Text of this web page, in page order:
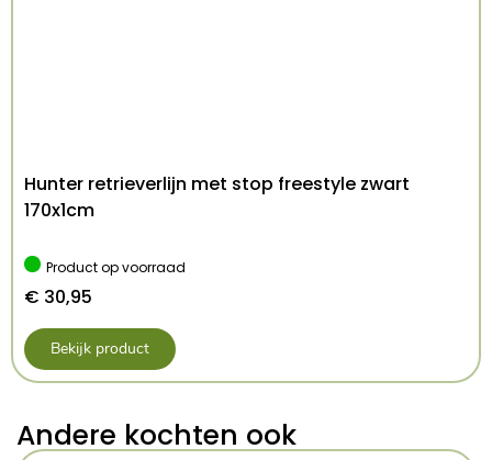
Hunter retrieverlijn met stop freestyle zwart
170x1cm
Product op voorraad
€ 30,95
Bekijk product
Andere kochten ook